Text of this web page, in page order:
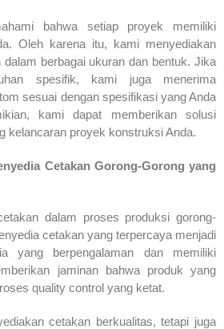
bahwa setiap proyek memiliki
Oleh karena itu, kami menyediakan
dalam berbagai ukuran dan bentuk. Jika
spesifik, kami juga menerima
sesuai dengan spesifikasi yang Anda
kami dapat memberikan solusi
kelancaran proyek konstruksi Anda.
Cetakan Gorong-Gorong yang
dalam proses produksi gorong-
cetakan yang terpercaya menjadi
yang berpengalaman dan memiliki
jaminan bahwa produk yang
quality control yang ketat.
cetakan berkualitas, tetapi juga